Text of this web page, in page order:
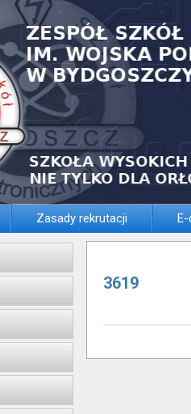
Zasady rekrutacji
3619